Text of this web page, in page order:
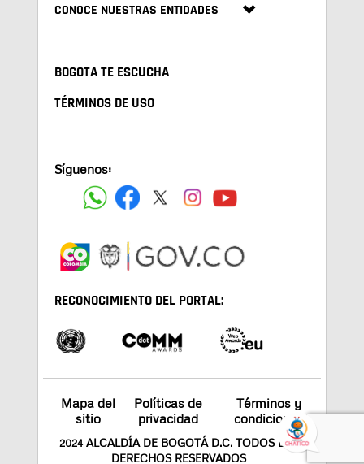
CONOCE NUESTRAS ENTIDADES
BOGOTA TE ESCUCHA
TÉRMINOS DE USO
Síguenos:
RECONOCIMIENTO DEL PORTAL:
Mapa del
sitio
Políticas de
privacidad
Términos y
condiciones
2024 ALCALDÍA DE BOGOTÁ D.C. TODOS LOS
DERECHOS RESERVADOS